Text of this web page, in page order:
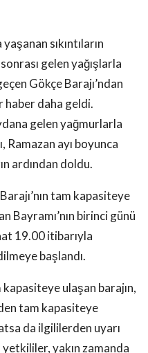
sıkıntıların
sonrası gelen yağışlarla
Gökçe Barajı’ndan
haber daha geldi.
gelen yağmurlarla
Ramazan ayı boyunca
ardından doldu.
tam kapasiteye
Bayramı’nın birinci günü
19.00 itibarıyla
başlandı.
kapasiteye ulaşan barajın,
tam kapasiteye
da ilgililerden uyarı
yakın zamanda